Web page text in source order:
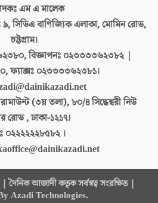
এম এ মালেক
৯, সিডিএ বাণিজ্যিক এলাকা, মোমিন রোড,
চট্টগ্রাম।
বিজ্ঞাপনঃ ০২৩৩৩৩৬২৩৮২ |
ফ্যাক্সঃ ০২৩৩৩৩৬২৩৮১।
(৩য় তলা), ৮০/৪ সিদ্ধেশ্বরী নিউ
রোড , ঢাকা-১২১৭।
০২২২২২২৮৫৮২ ।
আজাদী কতৃক সর্বস্বত্ব সংরক্ষিত |
Azadi Technologies.